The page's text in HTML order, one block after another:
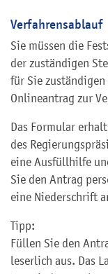
Verfahrensablauf
Sie müssen die
der zuständigen
für Sie
Onlineantrag zur
Das Formular
des
eine Ausfüllhilfe
Sie den Antrag
eine Niederschrift
Tipp:
Füllen Sie den
leserlich aus. Das